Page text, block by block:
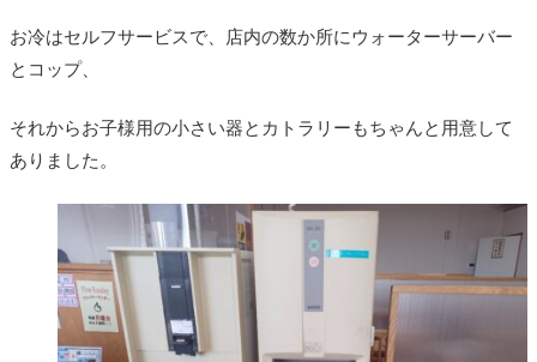
お冷はセルフサービスで、店内の数か所にウォーターサーバー
とコップ、
それからお子様用の小さい器とカトラリーもちゃんと用意して
ありました。